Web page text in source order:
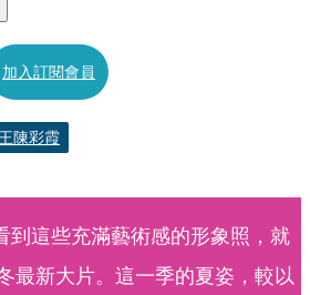
加入訂閱會員
陳彩霞
到這些充滿藝術感的形象照，就
最新大片。這一季的夏姿，較以